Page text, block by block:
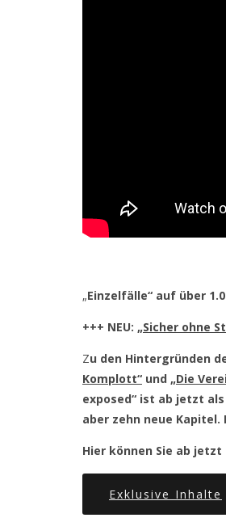
„Einzelfälle“ auf über
+++ NEU: „Sicher ohne
Zu den Hintergründen
Komplott“ und „Die
exposed“ ist ab jetzt als
aber zehn neue
Hier können Sie ab
Exklusive Inhalte